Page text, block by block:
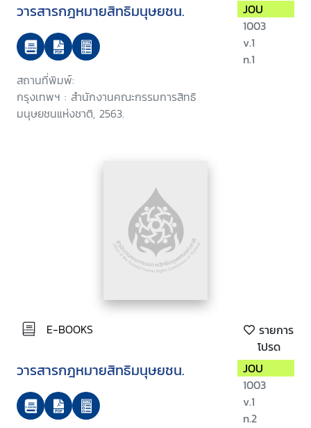
วารสารกฎหมายสิทธิมนุษยชน.
สถานที่พิมพ์:
กรุงเทพฯ : สำนักงานคณะกรรมการสิทธิ
มนุษยชนแห่งชาติ, 2563.
JOU
1003
v.1
n.1
E-BOOKS
รายการ
โปรด
วารสารกฎหมายสิทธิมนุษยชน.
JOU
1003
v.1
n.2